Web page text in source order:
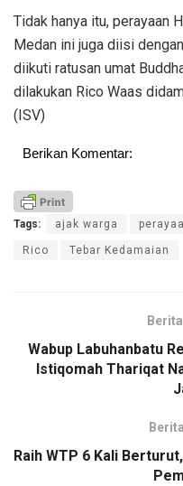
Tidak hanya itu, perayaan
Medan ini juga diisi
diikuti ratusan umat
dilakukan Rico Waas
(ISV)
Berikan Komentar:
Tags: ajak warga
Rico Tebar Kedamaian
Wabup Labuhanbatu
Istiqomah Thariqat
Raih WTP 6 Kali